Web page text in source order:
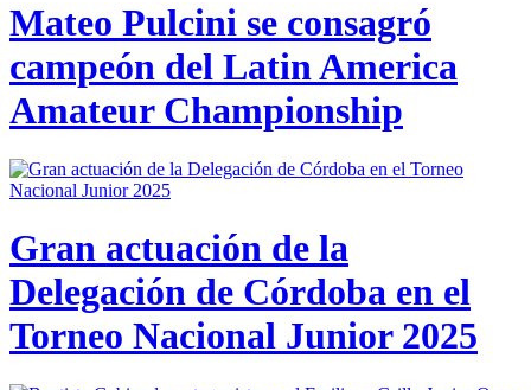
Mateo Pulcini se consagró
campeón del Latin America
Amateur Championship
Gran actuación de la
Delegación de Córdoba en el
Torneo Nacional Junior 2025